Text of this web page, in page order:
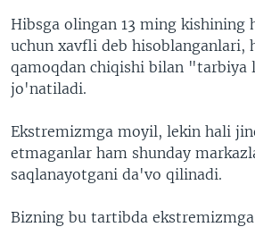
Hibsga olingan 13 ming kishining
uchun xavfli deb hisoblanganlari,
qamoqdan chiqishi bilan "tarbiya
jo'natiladi.
Ekstremizmga moyil, lekin hali
etmaganlar ham shunday
saqlanayotgani da'vo qilinadi.
Bizning bu tartibda